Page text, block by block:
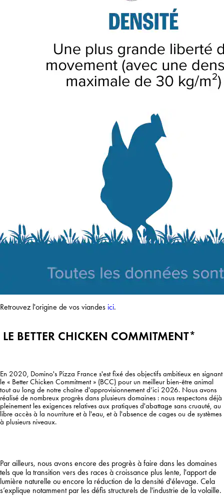
Retrouvez l'origine de vos viandes ici.
LE BETTER CHICKEN COMMITMENT*
En 2020, Domino's Pizza France s'est fixé des objectifs ambitieux en signant
le « Better Chicken Commitment » (BCC) pour un meilleur bien-être animal
tout au long de notre chaîne d'approvisionnement d’ici 2026. Nous avons
réalisé de nombreux progrès dans plusieurs domaines : nous respectons déjà
pleinement les exigences relatives aux pratiques d'abattage sans cruauté, au
libre accès à la nourriture et à l'eau, et à l'absence de cages ou de systèmes
à plusieurs niveaux.
Par ailleurs, nous avons encore des progrès à faire dans les domaines
tels que la transition vers des races à croissance plus lente, l'apport de
lumière naturelle ou encore la réduction de la densité d'élevage. Cela
s’explique notamment par les défis structurels de l'industrie de la volaille.